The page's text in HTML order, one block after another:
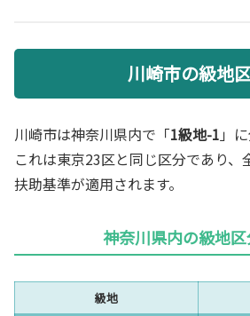
川崎市の級地
川崎市は神奈川県内で「1級地-1 」
これは東京23区と同じ区分であり、
扶助基準が適用されます。
神奈川県内の級地
級地